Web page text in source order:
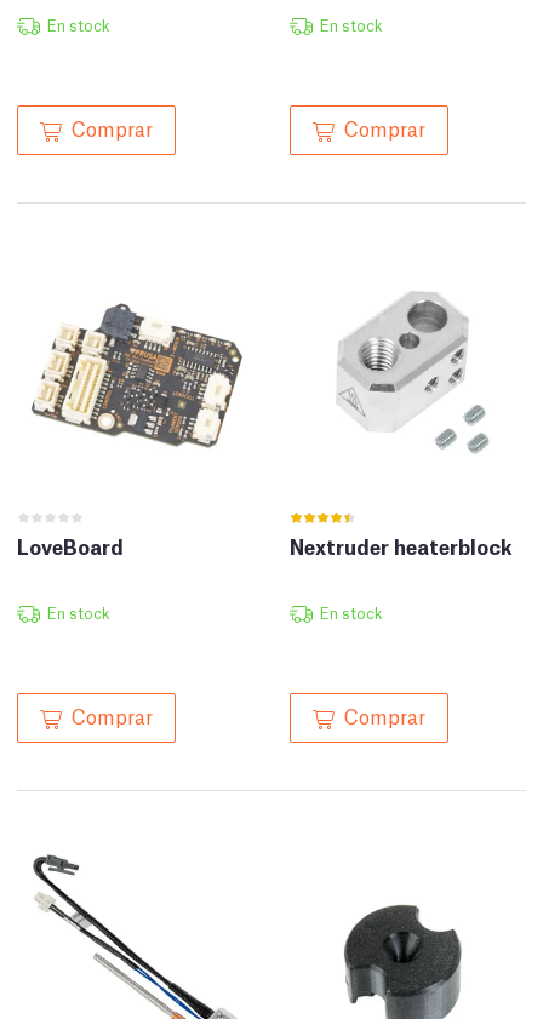
En stock
Comprar
En stock
Comprar
LoveBoard
En stock
Comprar
Nextruder heaterblock
En stock
Comprar